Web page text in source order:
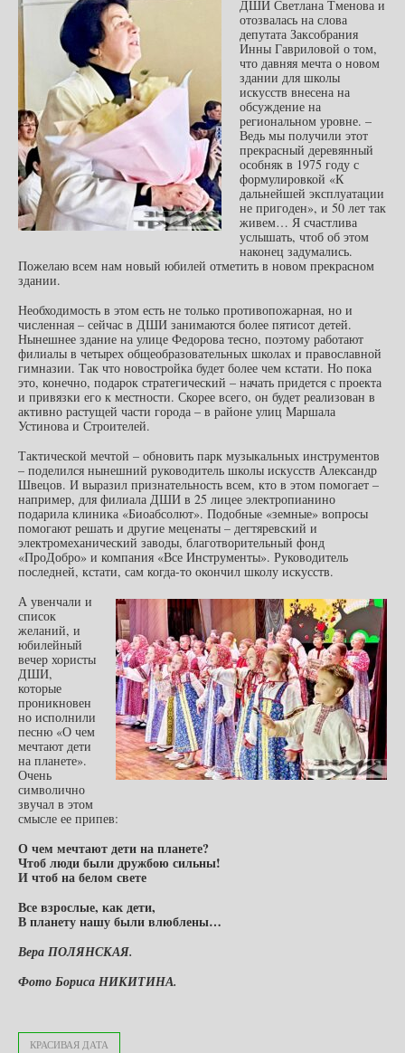
ДШИ Светлана Тменова и
отозвалась на слова
депутата Заксобрания
Инны Гавриловой о том,
что давняя мечта о новом
здании для школы
искусств внесена на
обсуждение на
региональном уровне. –
Ведь мы получили этот
прекрасный деревянный
особняк в 1975 году с
формулировкой «К
дальнейшей эксплуатации
не пригоден», и 50 лет так
живем… Я счастлива
услышать, чтоб об этом
наконец задумались.
Пожелаю всем нам новый юбилей отметить в новом прекрасном
здании.
Необходимость в этом есть не только противопожарная, но и
численная – сейчас в ДШИ занимаются более пятисот детей.
Нынешнее здание на улице Федорова тесно, поэтому работают
филиалы в четырех общеобразовательных школах и православной
гимназии. Так что новостройка будет более чем кстати. Но пока
это, конечно, подарок стратегический – начать придется с проекта
и привязки его к местности. Скорее всего, он будет реализован в
активно растущей части города – в районе улиц Маршала
Устинова и Строителей.
Тактической мечтой – обновить парк музыкальных инструментов
– поделился нынешний руководитель школы искусств Александр
Швецов. И выразил признательность всем, кто в этом помогает –
например, для филиала ДШИ в 25 лицее электропианино
подарила клиника «Биоабсолют». Подобные «земные» вопросы
помогают решать и другие меценаты – дегтяревский и
электромеханический заводы, благотворительный фонд
«ПроДобро» и компания «Все Инструменты». Руководитель
последней, кстати, сам когда-то окончил школу искусств.
А увенчали и
список
желаний, и
юбилейный
вечер хористы
ДШИ,
которые
проникновен
но исполнили
песню «О чем
мечтают дети
на планете».
Очень
символично
звучал в этом
смысле ее припев:
О чем мечтают дети на планете?
Чтоб люди были дружбою сильны!
И чтоб на белом свете
Все взрослые, как дети,
В планету нашу были влюблены…
Вера ПОЛЯНСКАЯ.
Фото Бориса НИКИТИНА.
КРАСИВАЯ ДАТА